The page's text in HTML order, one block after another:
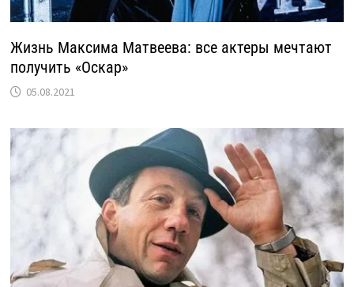
Жизнь Максима Матвеева: все актеры мечтают
получить «Оскар»
05.08.2021